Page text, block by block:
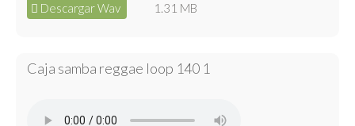
Descargar Wav 1.31 MB
Caja samba reggae loop 140 1